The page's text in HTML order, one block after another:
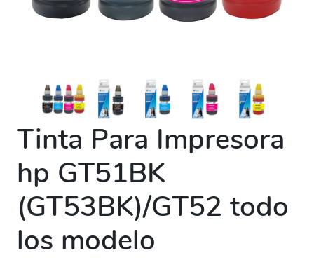
Tinta Para Impresora
hp GT51BK
(GT53BK)/GT52 todo
los modelo